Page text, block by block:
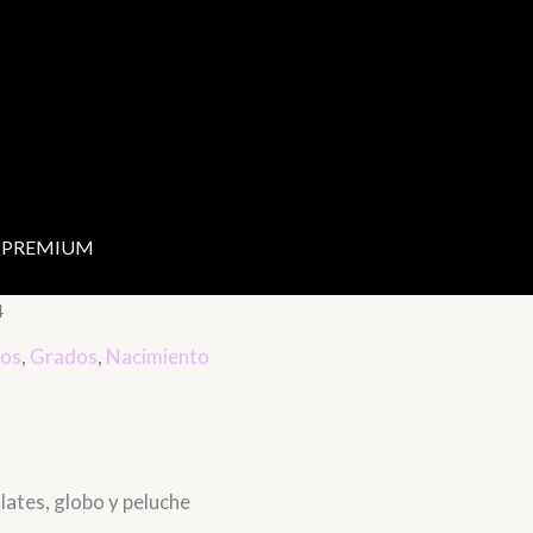
PREMIUM
, Grados, Nacimiento
globo y peluche